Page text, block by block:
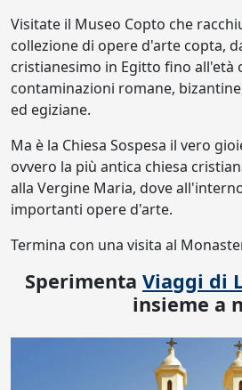
Visitate il Museo Copto che
collezione di opere d'arte copta,
cristianesimo in Egitto fino all'età
contaminazioni romane,
ed egiziane.
Ma è la Chiesa Sospesa il vero
ovvero la più antica chiesa
alla Vergine Maria, dove
importanti opere d'arte.
Termina con una visita al
Sperimenta Viaggi di
insieme a